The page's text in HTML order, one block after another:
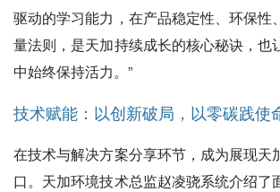
驱动的学习能力，在产品稳定性、环保性
量法则，是天加持续成长的核心秘诀，也
中始终保持活力。”
技术赋能：以创新破局，以零碳践使
在技术与解决方案分享环节，成为展现天
口。天加环境技术总监赵凌骁系统介绍了